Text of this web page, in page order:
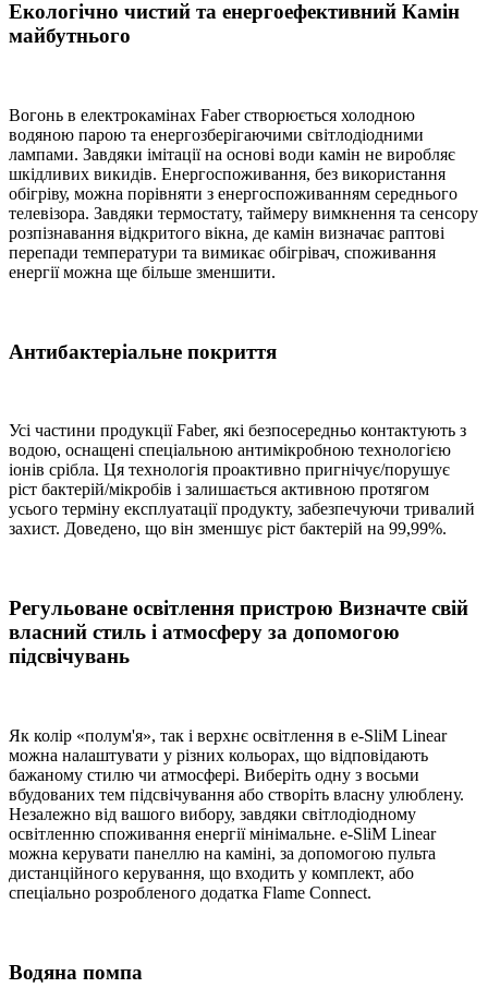
Екологічно чистий та енергоефективний Камін
майбутнього
Вогонь в електрокамінах Faber створюється холодною
водяною парою та енергозберігаючими світлодіодними
лампами. Завдяки імітації на основі води камін не виробляє
шкідливих викидів. Енергоспоживання, без використання
обігріву, можна порівняти з енергоспоживанням середнього
телевізора. Завдяки термостату, таймеру вимкнення та сенсору
розпізнавання відкритого вікна, де камін визначає раптові
перепади температури та вимикає обігрівач, споживання
енергії можна ще більше зменшити.
Антибактеріальне покриття
Усі частини продукції Faber, які безпосередньо контактують з
водою, оснащені спеціальною антимікробною технологією
іонів срібла. Ця технологія проактивно пригнічує/порушує
ріст бактерій/мікробів і залишається активною протягом
усього терміну експлуатації продукту, забезпечуючи тривалий
захист. Доведено, що він зменшує ріст бактерій на 99,99%.
Регульоване освітлення пристрою Визначте свій
власний стиль і атмосферу за допомогою
підсвічувань
Як колір «полум'я», так і верхнє освітлення в e-SliM Linear
можна налаштувати у різних кольорах, що відповідають
бажаному стилю чи атмосфері. Виберіть одну з восьми
вбудованих тем підсвічування або створіть власну улюблену.
Незалежно від вашого вибору, завдяки світлодіодному
освітленню споживання енергії мінімальне. e-SliM Linear
можна керувати панеллю на каміні, за допомогою пульта
дистанційного керування, що входить у комплект, або
спеціально розробленого додатка Flame Connect.
Водяна помпа